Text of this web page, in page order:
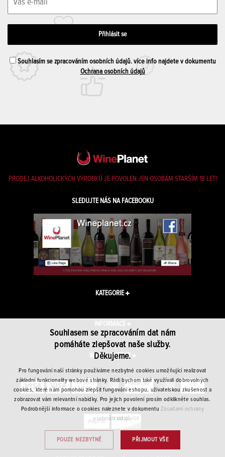
Souhlasím se zpracováním osobních údajů. více info najdete v dokumentu
Ochrana osobních údajů
PRODEJ ALKOHOLICKÝCH VÝROBKŮ JE POVOLEN JEN OSOBÁM STARŠÍM 18 LET!
SLEDUJTE NÁS NA FACEBOOKU
KATEGORIE
INFORMACE
WINEPLANET.CZ
Souhlasem se zpracováním dat nám
pomáháte zlepšovat naše služby.
Děkujeme.
Pro fungování naší stránky používáme nezbytné cookies umožňující realizovat
základní funkcionality webové stránky. Rádi bychom také využívali dobrovolných
cookies, které nám pomohou zlepšit fungování eshopu, uživatelskou zkušenost a
zobrazovat vám relevantní nabídky. Pro jejich povolení prosím odklikněte souhlas.
Podrobnější informace o cookies naleznete v dokumentuZásadami ochrany
osobních údajů.
PŘIJMOUT VŠE
POUZE NEZBYTNÉ